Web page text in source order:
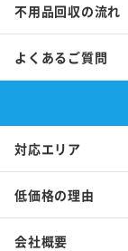
不用品回収の流れ
よくあるご質問
対応エリア
低価格の理由
会社概要